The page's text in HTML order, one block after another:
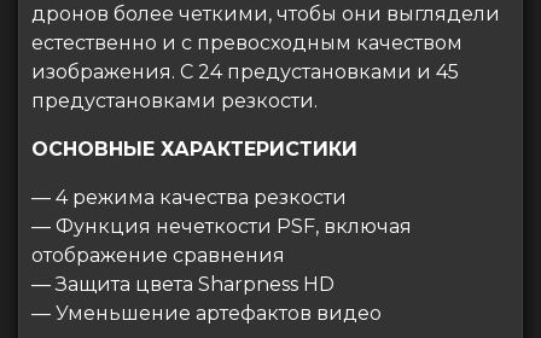
дронов более четкими, чтобы они выглядели
естественно и с превосходным качеством
изображения. С 24 предустановками и 45
предустановками резкости.
ОСНОВНЫЕ ХАРАКТЕРИСТИКИ
— 4 режима качества резкости
— Функция нечеткости PSF, включая
отображение сравнения
— Защита цвета Sharpness HD
— Уменьшение артефактов видео